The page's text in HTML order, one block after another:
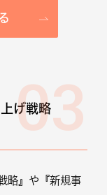
げ戦略
03
略』や『新規事